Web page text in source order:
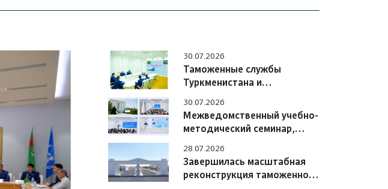
30.07.2026
Таможенные службы
Туркменистана и
вопросы практического
взаимодействия
30.07.2026
Межведомственный учебно-
методический семинар,
28.07.2026
Завершилась масштабная
реконструкция таможенного